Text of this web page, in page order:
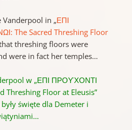
Vanderpool in „ΕΠΙ
The Sacred Threshing Floor
threshing floors were
were in fact her temples…
w „ΕΠΙ ΠΡΟϒΧΟΝΤΙ
Threshing Floor at Eleusis”
święte dla Demeter i